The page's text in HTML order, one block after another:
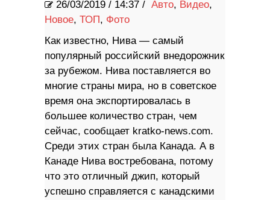
26/03/2019 / 14:37 / Авто, Видео,
Новое, ТОП, Фото
Как известно, Нива — самый
популярный российский внедорожник
за рубежом. Нива поставляется во
многие страны мира, но в советское
время она экспортировалась в
большее количество стран, чем
сейчас, сообщает kratko-news.com.
Среди этих стран была Канада. А в
Канаде Нива востребована, потому
что это отличный джип, который
успешно справляется с канадскими